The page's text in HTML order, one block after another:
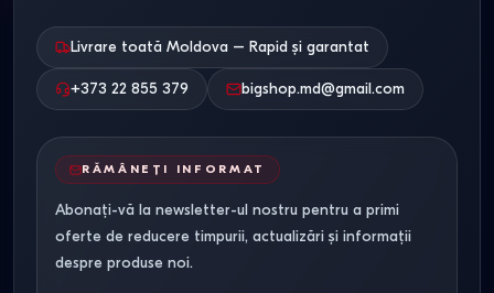
Livrare toată Moldova – Rapid și garantat
+373 22 855 379 bigshop.md@gmail.com
RĂMÂNEȚI INFORMAT
Abonați-vă la newsletter-ul nostru pentru a primi
oferte de reducere timpurii, actualizări și informații
despre produse noi.